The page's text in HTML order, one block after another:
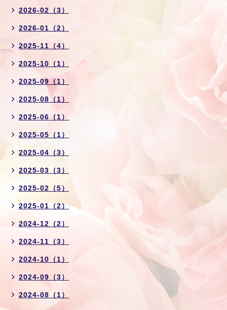
2026-02（3）
2026-01（2）
2025-11（4）
2025-10（1）
2025-09（1）
2025-08（1）
2025-06（1）
2025-05（1）
2025-04（3）
2025-03（3）
2025-02（5）
2025-01（2）
2024-12（2）
2024-11（3）
2024-10（1）
2024-09（3）
2024-08（1）